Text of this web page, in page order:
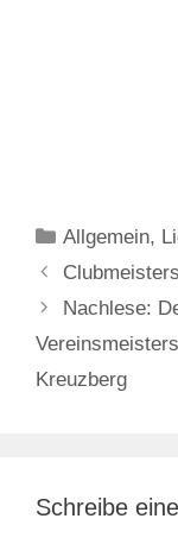
Kategorien
Allgemein,
Nachlese:
Kreuzberg
Schreibe